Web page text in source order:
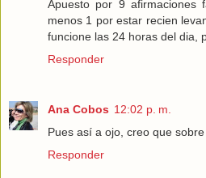
Apuesto por 9
menos 1 por estar recien
funcione las 24 horas del dia,
Responder
Ana Cobos 12:02 p. m.
Pues así a ojo, creo que
Responder